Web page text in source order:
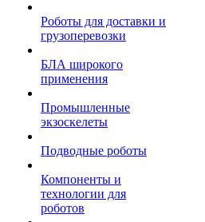
Роботы для доставки и
грузоперевозки
БЛА широкого
применения
Промышленные
экзоскелеты
Подводные роботы
Компоненты и
технологии для
роботов